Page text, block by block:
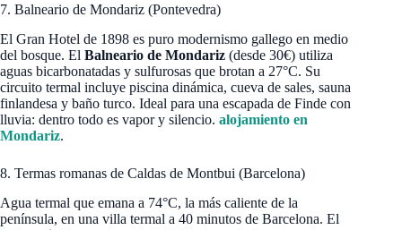
7. Balneario de Mondariz (Pontevedra)
El Gran Hotel de 1898 es puro modernismo gallego en medio
del bosque. El Balneario de Mondariz (desde 30€) utiliza
aguas bicarbonatadas y sulfurosas que brotan a 27°C. Su
circuito termal incluye piscina dinámica, cueva de sales, sauna
finlandesa y baño turco. Ideal para una escapada de Finde con
lluvia: dentro todo es vapor y silencio. alojamiento en
Mondariz.
8. Termas romanas de Caldas de Montbui (Barcelona)
Agua termal que emana a 74°C, la más caliente de la
península, en una villa termal a 40 minutos de Barcelona. El